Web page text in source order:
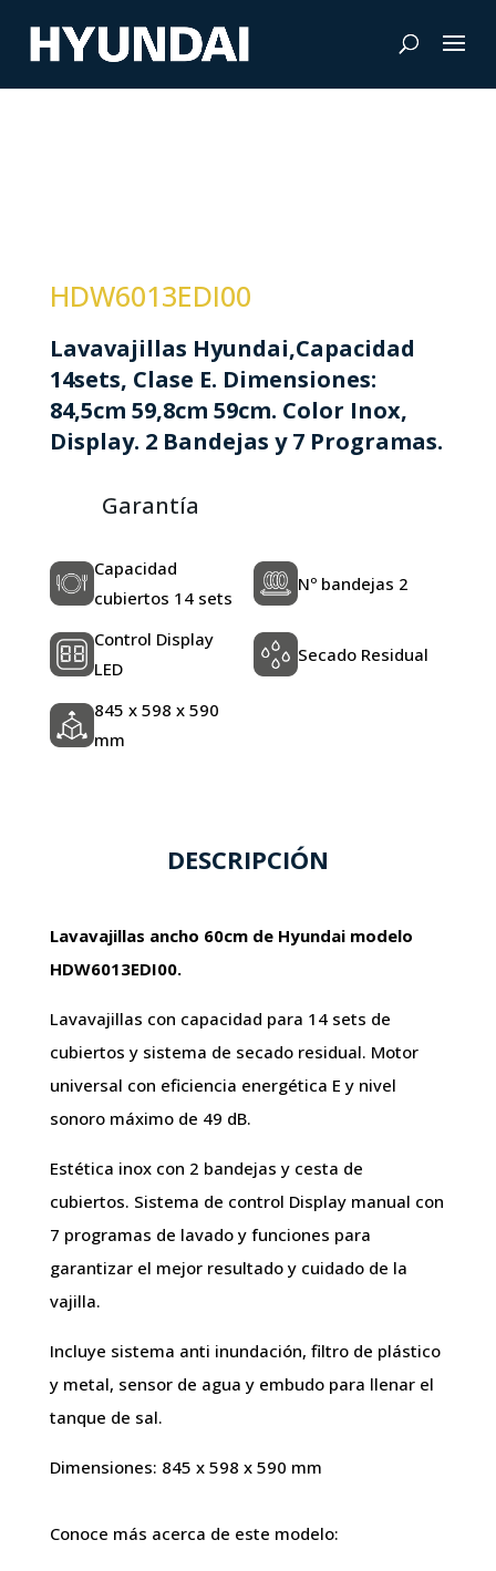
HDW6013EDI00
Lavavajillas Hyundai,Capacidad
14sets, Clase E. Dimensiones:
84,5cm 59,8cm 59cm. Color Inox,
Display. 2 Bandejas y 7 Programas.
Garantía
Capacidad
cubiertos 14 sets
Nº bandejas 2
Control Display
LED
Secado Residual
845 x 598 x 590
mm
DESCRIPCIÓN
Lavavajillas ancho 60cm de Hyundai modelo
HDW6013EDI00.
Lavavajillas con capacidad para 14 sets de
cubiertos y sistema de secado residual. Motor
universal con eficiencia energética E y nivel
sonoro máximo de 49 dB.
Estética inox con 2 bandejas y cesta de
cubiertos. Sistema de control Display manual con
7 programas de lavado y funciones para
garantizar el mejor resultado y cuidado de la
vajilla.
Incluye sistema anti inundación, filtro de plástico
y metal, sensor de agua y embudo para llenar el
tanque de sal.
Dimensiones: 845 x 598 x 590 mm
Conoce más acerca de este modelo: